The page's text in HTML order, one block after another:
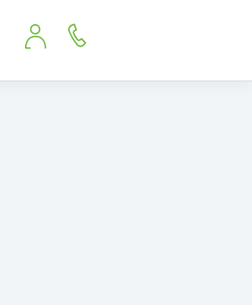
öffnen
schließen